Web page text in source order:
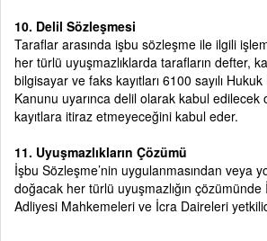
10. Delil Sözleşmesi
Taraflar arasında işbu sözleşme ile ilgili
her türlü uyuşmazlıklarda tarafların defter,
bilgisayar ve faks kayıtları 6100 sayılı
Kanunu uyarınca delil olarak kabul edilecek
kayıtlara itiraz etmeyeceğini kabul eder.
11. Uyuşmazlıkların Çözümü
İşbu Sözleşme’nin uygulanmasından veya
doğacak her türlü uyuşmazlığın
Adliyesi Mahkemeleri ve İcra Daireleri